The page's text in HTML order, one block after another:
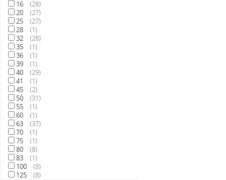
16
(28)
20
(27)
25
(27)
28
(1)
32
(28)
35
(1)
36
(1)
39
(1)
40
(29)
41
(1)
45
(2)
50
(31)
55
(1)
60
(1)
63
(37)
70
(1)
75
(1)
80
(8)
83
(1)
100
(8)
125
(8)